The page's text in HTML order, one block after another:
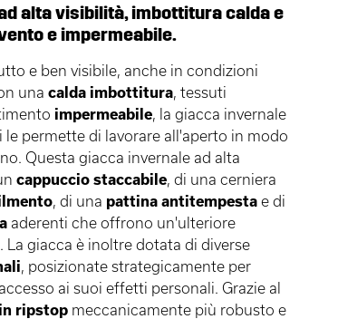
alta visibilità, imbottitura calda e
e impermeabile.
e ben visibile, anche in condizioni
unacalda imbottitura, tessuti
impermeabile, la giacca invernale
le permette di lavorare all'aperto in modo
Questa giacca invernale ad alta
cappuccio staccabile, di una cerniera
mento, di una pattina antitempesta e di
aderenti che offrono un'ulteriore
La giacca è inoltre dotata di diverse
, posizionate strategicamente per
ai suoi effetti personali. Grazie al
ripstop meccanicamente più robusto e